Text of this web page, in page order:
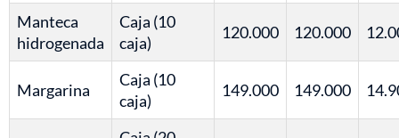
Manteca
hidrogenada
Caja (10
caja)
120.000 120.000
Margarina
Caja (10
caja)
149.000 149.000